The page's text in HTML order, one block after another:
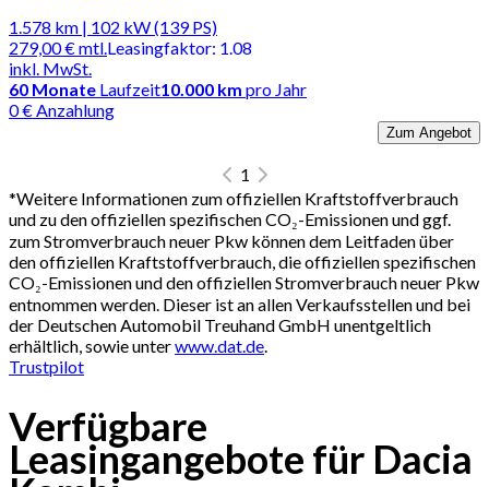
1.578 km | 102 kW (139 PS)
279,00 €mtl.
inkl. MwSt.
Leasingfaktor: 1.08
60 Monate Laufzeit10.000 km pro Jahr
0 € Anzahlung
Zum Angebot
1
*Weitere Informationen zum offiziellen Kraftstoffverbrauch
und zu den offiziellen spezifischen CO₂-Emissionen und ggf.
zum Stromverbrauch neuer Pkw können dem Leitfaden über
den offiziellen Kraftstoffverbrauch, die offiziellen spezifischen
CO₂-Emissionen und den offiziellen Stromverbrauch neuer Pkw
entnommen werden. Dieser ist an allen Verkaufsstellen und bei
der Deutschen Automobil Treuhand GmbH unentgeltlich
erhältlich, sowie unterwww.dat.de
Trustpilot
Verfügbare
Leasingangebote für Dacia